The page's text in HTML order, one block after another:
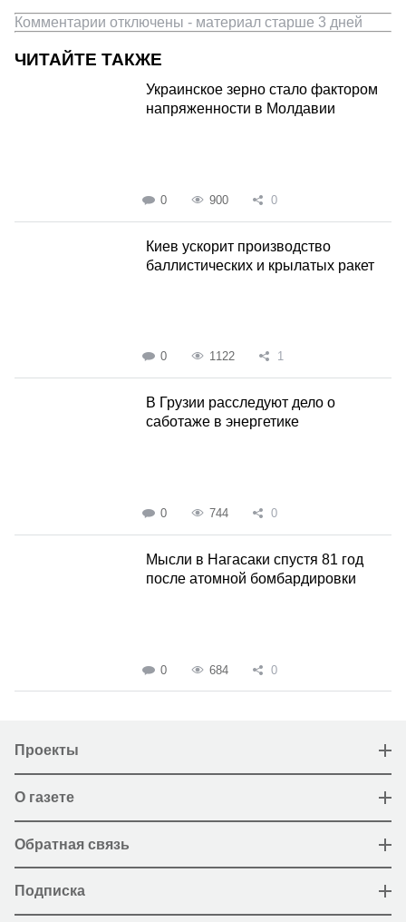
Комментарии отключены - материал старше 3 дней
ЧИТАЙТЕ ТАКЖЕ
Украинское зерно стало фактором
напряженности в Молдавии
0 900 0
Киев ускорит производство
баллистических и крылатых ракет
0 1122 1
В Грузии расследуют дело о
саботаже в энергетике
0 744 0
Мысли в Нагасаки спустя 81 год
после атомной бомбардировки
0 684 0
Проекты
О газете
Обратная связь
Подписка